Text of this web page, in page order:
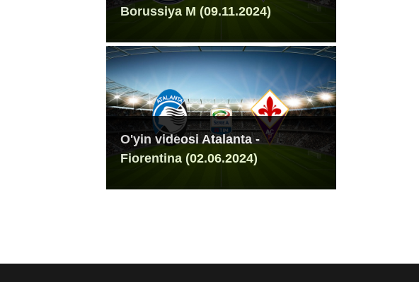
Borussiya M (09.11.2024)
O'yin videosi Atalanta -
Fiorentina (02.06.2024)